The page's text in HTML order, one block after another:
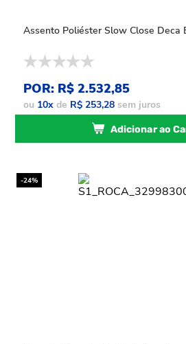
Assento Poliéster Slow Close Deca
POR: R$ 2.532,85
ou 10x de R$ 253,28 sem juros
Adicionar ao
-24%